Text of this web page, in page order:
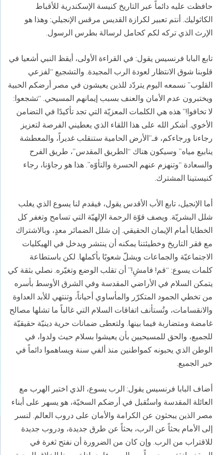
حافظت عليه دائماً عبر التاريخ كنيسة الإسكندرية للأقباط
الكاثوليك. أنتم تعبير لكرازة القديس مرقس الإنجيلي: وهذا هو
الإرث الذي تركه لكم كحامل لرسالة بطرس الرسول.
تابع البابا فرنسيس يقول: في القراءة الأولى، أيقظ النبي أشعيا في
قلوبنا شوق الانتظار لعودة الرب المجيدة. والتشجيع “لفزعي
القلوب” نسمعه اليوم يتردّد للذين يعيشون في مصر أرضكم الحبية
ويختبرون عدم الأمان والعنف بسبب إيمانهم المسيحي. “تشجعوا:
لا تخافوا!” هذه هي الكلمات المعزيّة التي تجد تأكيدًا في التضامن
الأخوي. أشكر الله على هذا اللقاء الذي يعطيني الفرصة لتعزيز
رجاءنا ورجاءكم، فـ”الأرض الحامية ستنقلب غديراً، والمعطشة
ينابيع مياه” وسيكون هناك “الطريق المقدس”، طريق الفرح
والسعادة “وتنهزم عنهم الحسرة والتأوّه”. هذا هو رجاؤنا، رجاء
كنيستينا المشترك.
أما الإنجيل، تابع الأب الأقدس يقول، فيقدم لنا يسوع الذي يغلب
شلل البشريّة. ويصف قوّة الرحمة الإلهيّة التي تسامح وتغفر كل
الخطايا أمام الإيمان الحقيقي. إن شلل الضمائر معدٍ، وبالاشتراك
مع فقر التاريخ وخطيئتنا يمكنه أن ينتشر ويدخل في الهيكليات
الاجتماعيّة والجماعات ويشلّ شعوبًا بأكملها. لكن باستطاعة
كلمات يسوع: “قم! فامشِ!” أن تقلب الوضع وتغيّره. نصلي بثقة كي
يتمكن السلام في الأراضي المقدسة وفي الشرق الأوسط بأسره
من تخطي الجمود المتكرّر والمأساوي أحياناً، وتنتهي للأبد العداوة
والانقسامات، وتُستأنف اتفاقات السلام التي غالباً ما تشلها مصالح
غامضة ومتضاربة فيما بينها. ولتعطى ضمانات حرية دينيّة حقيقيّة
للجميع، والحق للمسيحيين بأن يعيشوا بسلام حيث ولدوا، في
الوطن الذي يحبونه كمواطنين منذ ألفي سنة ويساهموا دائماً في
خير الجميع.
أضاف البابا فرنسيس يقول: الرب يسوع، الذي اختبر الهرب مع
العائلة المقدسة واستُقبل في أرضكم السخيّة، هو يسهر على أبناء
مصر الذين يبحثون عن الكرامة والأمان على دروب العالم. لنسر
إلى الأمام بحثاً عن الرب، بحثاً عن طرق جديدة، ودروب جديدة
للاقتراب من الرب. وإن كان من الضرورة أن نفتح ثغرة في